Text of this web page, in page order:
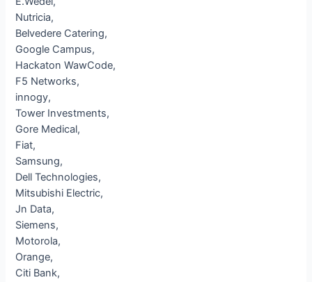
Nutricia,
Belvedere Catering,
Google Campus,
Hackaton WawCode,
F5 Networks,
innogy,
Tower Investments,
Gore Medical,
Fiat,
Samsung,
Dell Technologies,
Mitsubishi Electric,
Jn Data,
Siemens,
Motorola,
Orange,
Citi Bank,